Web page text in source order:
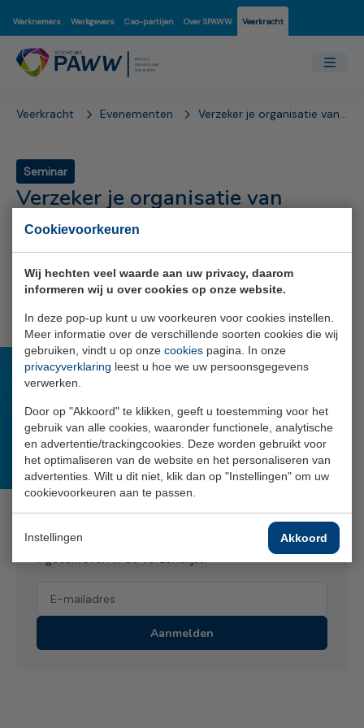
Cookievoorkeuren
Wij hechten veel waarde aan uw privacy, daarom
informeren wij u over cookies op onze website.
In deze pop-up kunt u uw voorkeuren voor cookies instellen.
Meer informatie over de verschillende soorten cookies die wij
gebruiken, vindt u op onze cookies pagina. In onze
privacyverklaring leest u hoe we uw persoonsgegevens
verwerken.
Door op "Akkoord" te klikken, geeft u toestemming voor het
gebruik van alle cookies, waaronder functionele, analytische
en advertentie/trackingcookies. Deze worden gebruikt voor
het optimaliseren van de website en het personaliseren van
advertenties. Wilt u dit niet, klik dan op "Instellingen" om uw
cookievoorkeuren aan te passen.
Instellingen Akkoord
Werknemers Werkgevers Cao-partijen Over SPAWW Veerkracht
Veerkracht Evenementen Verzeker je organisatie van veerkracht
Seminar
Verzeker je organisatie van
veerkracht
Blijf op de hoogte
Ontvang het bestuursbericht en blijf op de hoogte
van het laatste nieuws rondom de PAWW. U wordt
ingeschreven in de verzendlijst.
Aanmelden